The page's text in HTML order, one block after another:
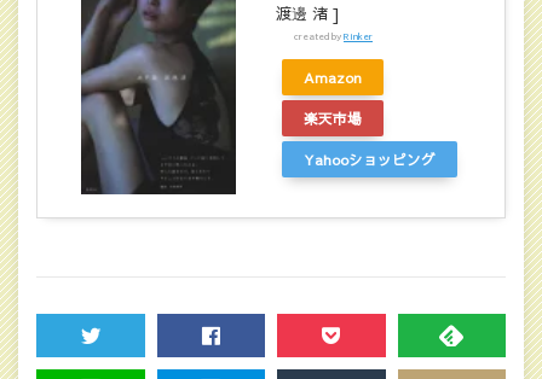
渡邊 渚 ]
created byRinker
Amazon
楽天市場
Yahooショッピング
TWEET SHARE POCKET FEEDLY